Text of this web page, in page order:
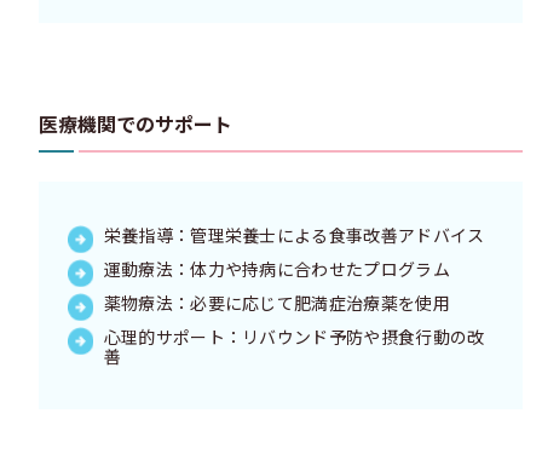
医療機関でのサポート
栄養指導：管理栄養士による食事改善アドバイス
運動療法：体力や持病に合わせたプログラム
薬物療法：必要に応じて肥満症治療薬を使用
心理的サポート：リバウンド予防や摂食行動の改
善